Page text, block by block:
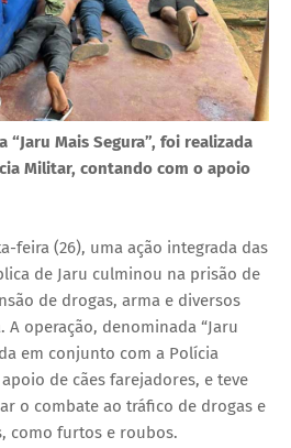
“Jaru Mais Segura”, foi realizada
Militar, contando com o apoio
feira (26), uma ação integrada das
de Jaru culminou na prisão de
de drogas, arma e diversos
operação, denominada “Jaru
em conjunto com a Polícia
de cães farejadores, e teve
o combate ao tráfico de drogas e
como furtos e roubos.